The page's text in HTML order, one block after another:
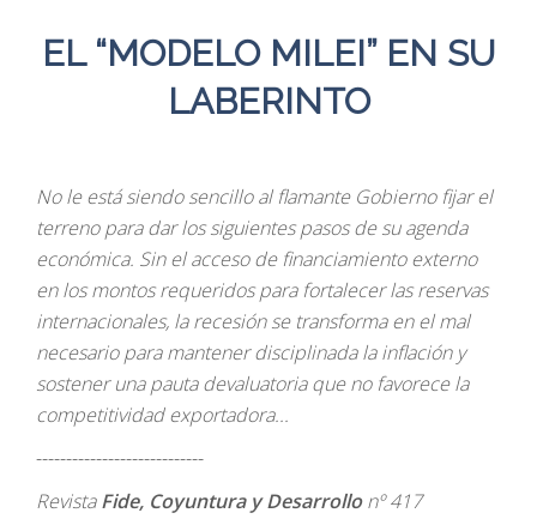
EL “MODELO MILEI” EN SU
LABERINTO
No le está siendo sencillo al flamante Gobierno fijar el
terreno para dar los siguientes pasos de su agenda
económica. Sin el acceso de financiamiento externo
en los montos requeridos para fortalecer las reservas
internacionales, la recesión se transforma en el mal
necesario para mantener disciplinada la inflación y
sostener una pauta devaluatoria que no favorece la
competitividad exportadora...
----------------------------
RevistaFide, Coyuntura y Desarrollonº 417